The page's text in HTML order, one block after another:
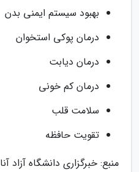
بهبود سیستم ایمنی بدن
درمان پوکی استخوان
درمان دیابت
درمان کم خونی
سلامت قلب
تقویت حافظه
منبع: خبرگزاری دانشگاه آزاد آنا